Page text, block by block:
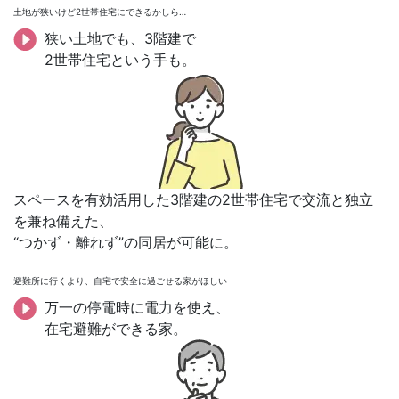
土地が狭いけど2世帯住宅にできるかしら…
狭い土地でも、3階建で
2世帯住宅という手も。
スペースを有効活用した3階建の2世帯住宅で交流と独立
を兼ね備えた、
“つかず・離れず”の同居が可能に。
避難所に行くより、自宅で安全に過ごせる家がほしい
万一の停電時に電力を使え、
在宅避難ができる家。